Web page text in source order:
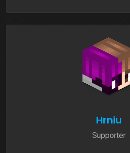
Hrniu
Supporter